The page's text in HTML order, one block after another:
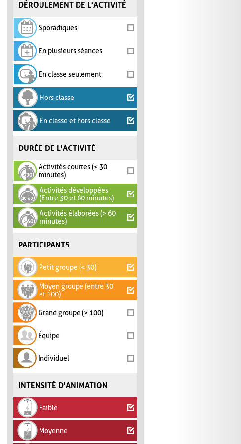
DÉROULEMENT DE L'ACTIVITÉ
Sporadiques
En plusieurs séances
En classe seulement
Hors classe
En classe et hors classe
DURÉE DE L'ACTIVITÉ
Activités courtes (< 30
minutes)
Activités développées
(Entre 30 et 60 minutes)
Activités élaborées (> 60
minutes)
PARTICIPANTS
Petit groupe (< 30)
Moyen groupe (entre 30
et 100)
Grand groupe (> 100)
Équipe
Individuel
INTENSITÉ D'ANIMATION
Faible
Moyenne